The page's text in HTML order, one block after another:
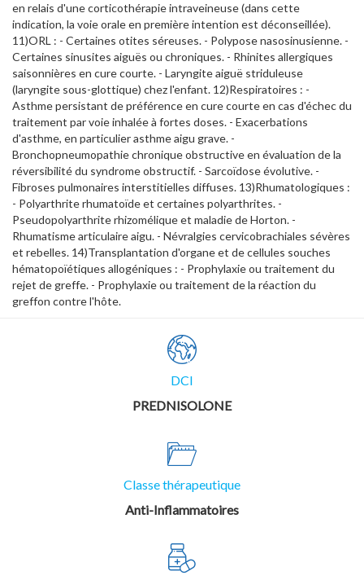
en relais d'une corticothérapie intraveineuse (dans cette
indication, la voie orale en première intention est déconseillée).
11)ORL : - Certaines otites séreuses. - Polypose nasosinusienne. -
Certaines sinusites aiguës ou chroniques. - Rhinites allergiques
saisonnières en cure courte. - Laryngite aiguë striduleuse
(laryngite sous-glottique) chez l'enfant. 12)Respiratoires : -
Asthme persistant de préférence en cure courte en cas d'échec du
traitement par voie inhalée à fortes doses. - Exacerbations
d'asthme, en particulier asthme aigu grave. -
Bronchopneumopathie chronique obstructive en évaluation de la
réversibilité du syndrome obstructif. - Sarcoïdose évolutive. -
Fibroses pulmonaires interstitielles diffuses. 13)Rhumatologiques :
- Polyarthrite rhumatoïde et certaines polyarthrites. -
Pseudopolyarthrite rhizomélique et maladie de Horton. -
Rhumatisme articulaire aigu. - Névralgies cervicobrachiales sévères
et rebelles. 14)Transplantation d'organe et de cellules souches
hématopoïétiques allogéniques : - Prophylaxie ou traitement du
rejet de greffe. - Prophylaxie ou traitement de la réaction du
greffon contre l'hôte.
DCI
PREDNISOLONE
Classe thérapeutique
Anti-Inflammatoires